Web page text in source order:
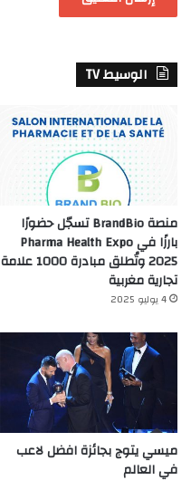
الوسيط TV
منصة BrandBio تسجّل حضورًا
بارزًا في Pharma Health Expo
2025 وتُطلق مبادرة 1000 علامة
تجارية مغربية
4 يوليو 2025
ميسي يتوج بجائزة افضل لاعب
في العالم‎